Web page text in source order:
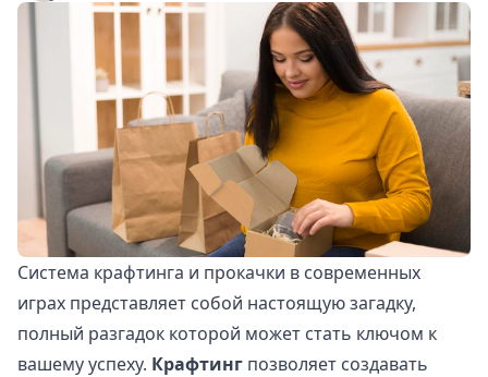
Система крафтинга и прокачки в современных
играх представляет собой настоящую загадку,
полный разгадок которой может стать ключом к
вашему успеху. Крафтинг позволяет создавать